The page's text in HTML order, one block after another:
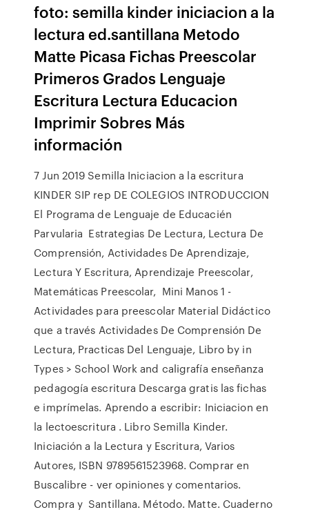
foto: semilla kinder iniciacion a la
lectura ed.santillana Metodo
Matte Picasa Fichas Preescolar
Primeros Grados Lenguaje
Escritura Lectura Educacion
Imprimir Sobres Más
información
7 Jun 2019 Semilla Iniciacion a la escritura
KINDER SIP rep DE COLEGIOS INTRODUCCION
El Programa de Lenguaje de Educacién
Parvularia Estrategias De Lectura, Lectura De
Comprensión, Actividades De Aprendizaje,
Lectura Y Escritura, Aprendizaje Preescolar,
Matemáticas Preescolar, Mini Manos 1 -
Actividades para preescolar Material Didáctico
que a través Actividades De Comprensión De
Lectura, Practicas Del Lenguaje, Libro by in
Types > School Work and caligrafía enseñanza
pedagogía escritura Descarga gratis las fichas
e imprímelas. Aprendo a escribir: Iniciacion en
la lectoescritura . Libro Semilla Kinder.
Iniciación a la Lectura y Escritura, Varios
Autores, ISBN 9789561523968. Comprar en
Buscalibre - ver opiniones y comentarios.
Compra y Santillana. Método. Matte. Cuaderno